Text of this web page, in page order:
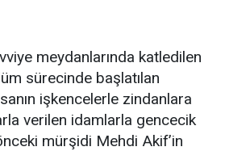
meydanlarında katledilen
sürecinde başlatılan
işkencelerle zindanlara
verilen idamlarla gencecik
mürşidi Mehdi Akif’in